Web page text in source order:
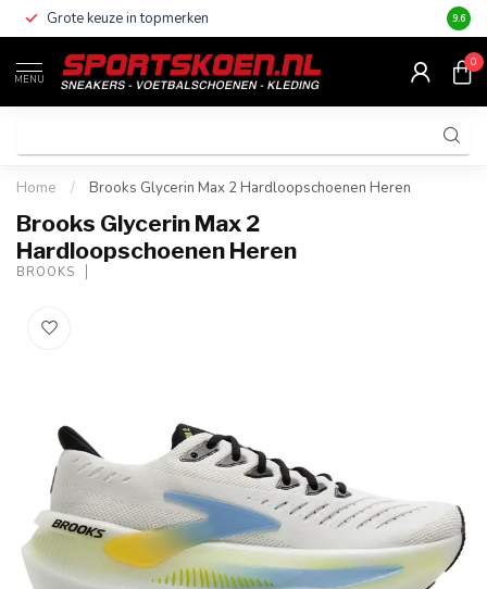
Grote keuze in topmerken Altijd
9.6
MENU
0
Home / Brooks Glycerin Max 2 Hardloopschoenen Heren
Brooks Glycerin Max 2
Hardloopschoenen Heren
BROOKS